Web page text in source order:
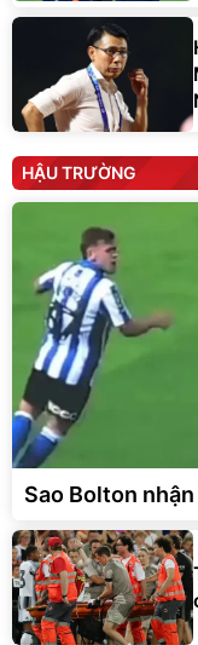
HẬU TRƯỜNG
Sao Bolton